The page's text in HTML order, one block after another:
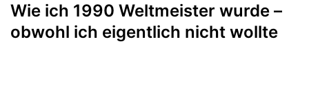
Wie ich 1990 Weltmeister wurde –
obwohl ich eigentlich nicht wollte